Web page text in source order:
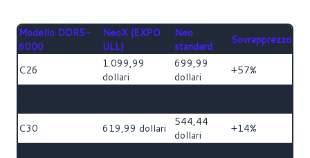
Modello DDR5-
6000
NeoX (EXPO
ULL)
Neo
standard
Sovrapprezzo
C26
1.099,99
dollari
699,99
dollari
+57%
C30 619,99 dollari
544,44
dollari
+14%